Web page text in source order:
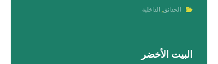
الحدائق, الداخلية
البيت الأخضر